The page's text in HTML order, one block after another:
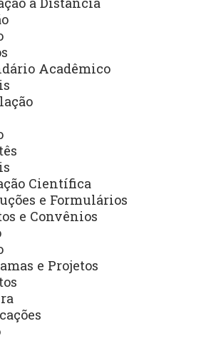
Acadêmico
Científica
e Formulários
e Convênios
e Projetos
das Assessorias /
/ Órgãos de
Suplementares e
Secretarias.
DE SERVIÇOS
- Assessorias / Núcleos /
Suplementares e
-
de
ARI - Mobilidade de